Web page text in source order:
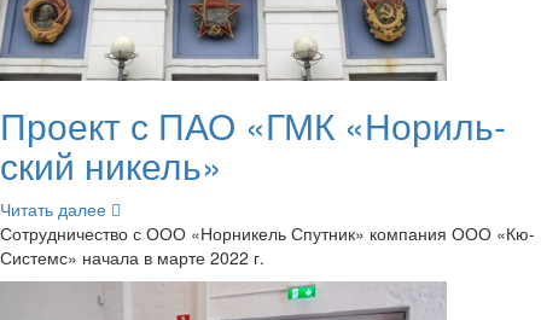
Про­ект с ПАО «ГМК «Но­риль­
ский ни­кель»
Чи­тать далее
Со­труд­ни­че­ство с ООО «Нор­ни­кель Спут­ник» ком­па­ния ООО «Кю-​
Системс» на­ча­ла в марте 2022 г.